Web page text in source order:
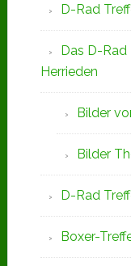
D-Rad
Das D-Rad
Herrieden
Bilder
Bilder
D-Rad
Boxer-